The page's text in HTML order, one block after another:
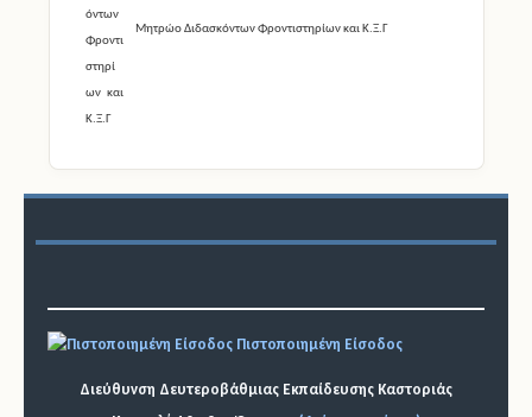
Μητρώο Διδασκόντων Φροντιστηρίων και Κ.Ξ.Γ
Πιστοποιημένη Είσοδος
Διεύθυνση Δευτεροβάθμιας Εκπαίδευσης Καστοριάς